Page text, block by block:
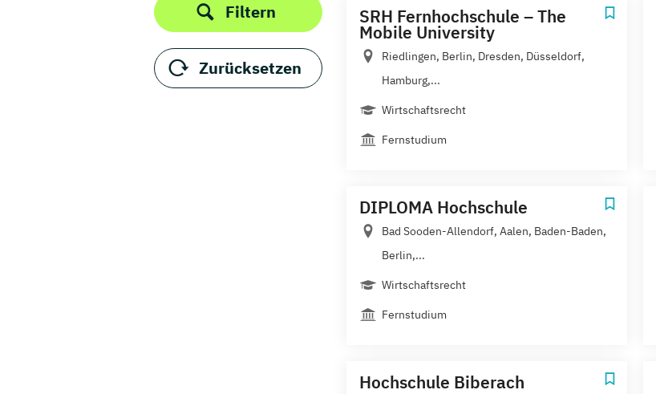
Filtern
Zurücksetzen
SRH Fernhochschule – The
Mobile University
Riedlingen, Berlin, Dresden, Düsseldorf,
Hamburg,...
Wirtschaftsrecht
Fernstudium
DIPLOMA Hochschule
Bad Sooden-Allendorf, Aalen, Baden-Baden,
Berlin,...
Wirtschaftsrecht
Fernstudium
Hochschule Biberach